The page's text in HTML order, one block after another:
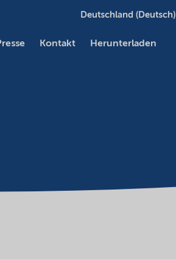
Kontakt Herunterladen
Deutschland (Deutsch)